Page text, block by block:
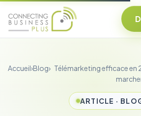
Accueil›Blog› Télémarketing efficace en
ARTICLE ·